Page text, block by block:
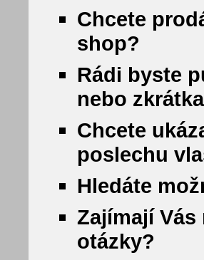
Chcete
shop?
Rádi byste
nebo
Chcete
poslechu
Hledáte
Zajímají
otázky?